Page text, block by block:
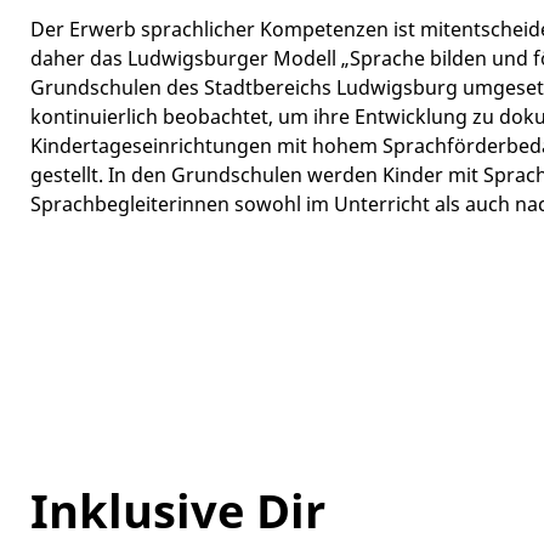
Der Erwerb sprachlicher Kompetenzen ist
daher das Ludwigsburger Modell „Sprache bilden
Grundschulen des Stadtbereichs Ludwigsburg
kontinuierlich beobachtet, um ihre Entwicklung zu
Kindertageseinrichtungen mit hohem
gestellt. In den Grundschulen werden Kinder mit
Sprachbegleiterinnen sowohl im Unterricht als auch
Inklusive Dir